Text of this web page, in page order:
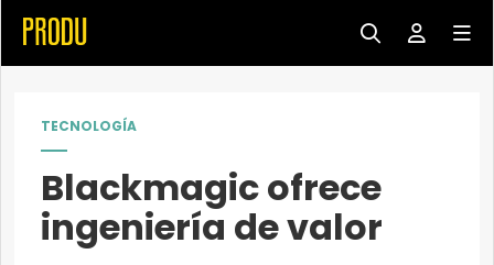
TECNOLOGÍA
Blackmagic ofrece
ingeniería de valor